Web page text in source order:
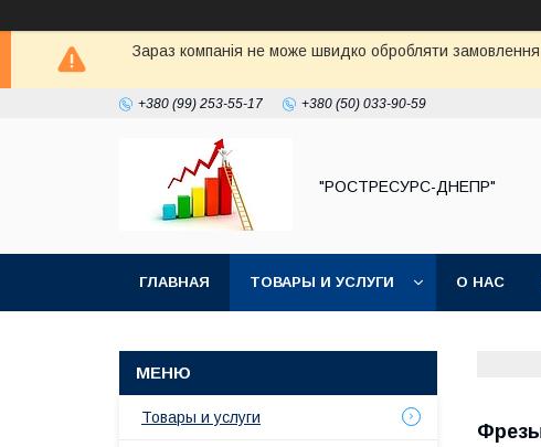
Зараз компанія не може швидко обробляти
+380 (99) 253-55-17 +380 (50) 033-90-59
"РОСТРЕСУРС-ДНЕПР"
ГЛАВНАЯ ТОВАРЫ И УСЛУГИ О НАС
Товары и услуги